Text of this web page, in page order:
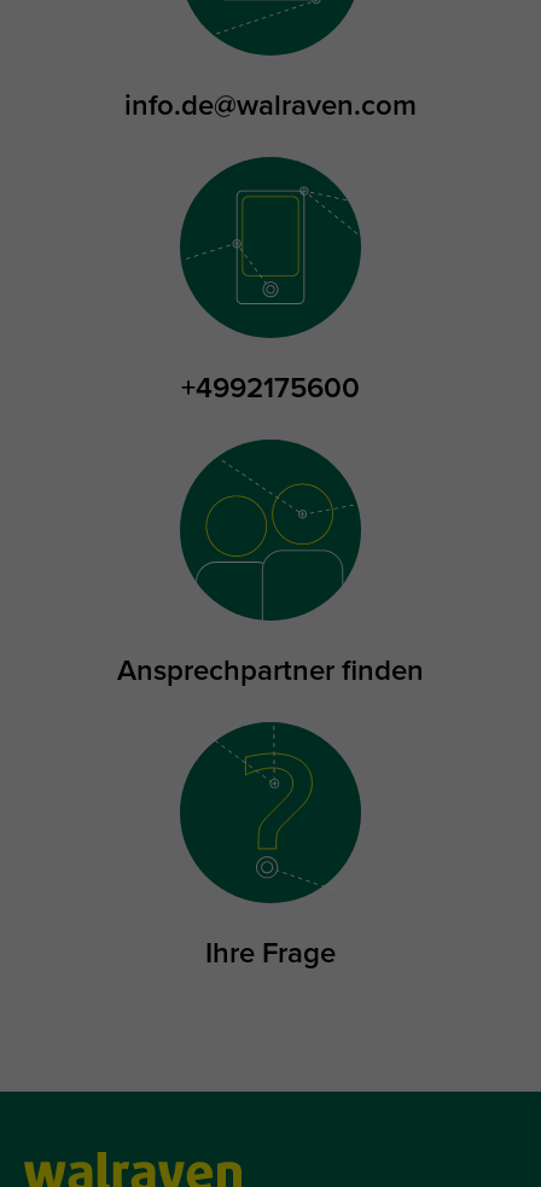
info.de@walraven.com
+4992175600
Ansprechpartner finden
Ihre Frage